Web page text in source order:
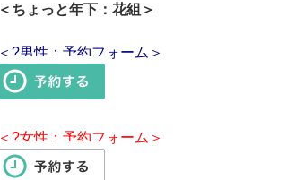
＜ちょっと年下：花組＞
＜?男性：予約フォーム＞
＜?女性：予約フォーム＞